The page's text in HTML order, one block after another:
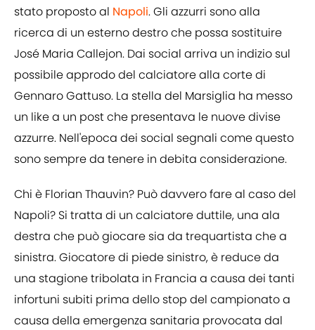
stato proposto al Napoli. Gli azzurri sono alla
ricerca di un esterno destro che possa sostituire
José Maria Callejon. Dai social arriva un indizio sul
possibile approdo del calciatore alla corte di
Gennaro Gattuso. La stella del Marsiglia ha messo
un like a un post che presentava le nuove divise
azzurre. Nell'epoca dei social segnali come questo
sono sempre da tenere in debita considerazione.
Chi è Florian Thauvin? Può davvero fare al caso del
Napoli? Si tratta di un calciatore duttile, una ala
destra che può giocare sia da trequartista che a
sinistra. Giocatore di piede sinistro, è reduce da
una stagione tribolata in Francia a causa dei tanti
infortuni subiti prima dello stop del campionato a
causa della emergenza sanitaria provocata dal